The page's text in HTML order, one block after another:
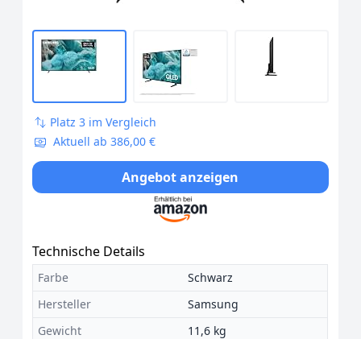
Platz 3 im Vergleich
Aktuell ab 386,00 €
Angebot anzeigen
Technische Details
Farbe
Schwarz
Hersteller
Samsung
Gewicht
11,6 kg